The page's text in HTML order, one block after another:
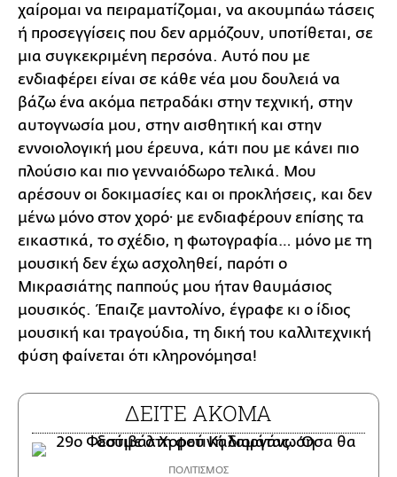
χαίρομαι να πειραματίζομαι, να ακουμπάω τάσεις
ή προσεγγίσεις που δεν αρμόζουν, υποτίθεται, σε
μια συγκεκριμένη περσόνα. Αυτό που με
ενδιαφέρει είναι σε κάθε νέα μου δουλειά να
βάζω ένα ακόμα πετραδάκι στην τεχνική, στην
αυτογνωσία μου, στην αισθητική και στην
εννοιολογική μου έρευνα, κάτι που με κάνει πιο
πλούσιο και πιο γενναιόδωρο τελικά. Μου
αρέσουν οι δοκιμασίες και οι προκλήσεις, και δεν
μένω μόνο στον χορό· με ενδιαφέρουν επίσης τα
εικαστικά, το σχέδιο, η φωτογραφία… μόνο με τη
μουσική δεν έχω ασχοληθεί, παρότι ο
Μικρασιάτης παππούς μου ήταν θαυμάσιος
μουσικός. Έπαιζε μαντολίνο, έγραφε κι ο ίδιος
μουσική και τραγούδια, τη δική του καλλιτεχνική
φύση φαίνεται ότι κληρονόμησα!
ΔΕΙΤΕ ΑΚΟΜΑ
ΠΟΛΙΤΙΣΜΟΣ